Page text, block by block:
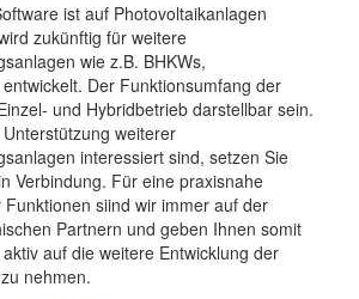
ist auf Photovoltaikanlagen
zukünftig für weitere
wie z.B. BHKWs,
Der Funktionsumfang der
und Hybridbetrieb darstellbar sein.
weiterer
interessiert sind, setzen Sie
Verbindung. Für eine praxisnahe
siind wir immer auf der
Partnern und geben Ihnen somit
auf die weitere Entwicklung der
nehmen.